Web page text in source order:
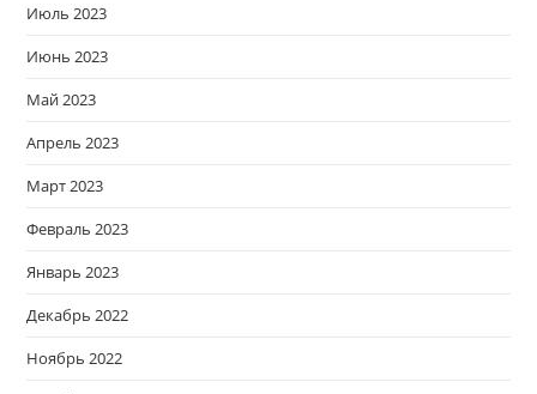
Июль 2023
Июнь 2023
Май 2023
Апрель 2023
Март 2023
Февраль 2023
Январь 2023
Декабрь 2022
Ноябрь 2022